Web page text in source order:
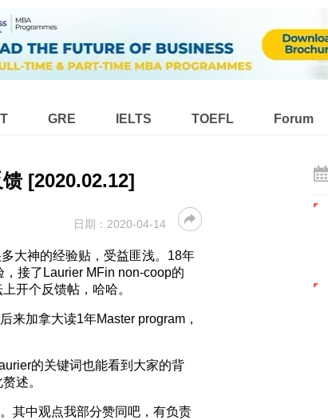
GRE IELTS TOEFL Forum
[2020.02.12]
日期： 2020-04-14
大神的经验贴，受益匪浅。18年
接了Laurier MFin non-coop的
开个反馈帖，哈哈。
来加拿大读1年Master program，
的关键词也能看到大家的背
述。
其中观点我部分赞同吧，有负责